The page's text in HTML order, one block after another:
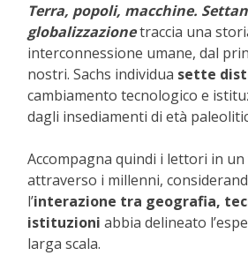
Terra, popoli, macchine.
globalizzazionetraccia una
interconnessione umane, dal
nostri. Sachs individua sette
cambiamento tecnologico e
dagli insediamenti di età
Accompagna quindi i lettori in
attraverso i millenni,
l’interazione tra geografia,
istituzioni abbia delineato
larga scala.